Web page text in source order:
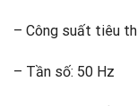
– Công suất tiêu
– Tần số: 50 Hz